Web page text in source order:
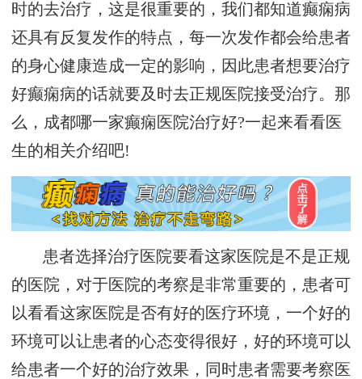
时的去治疗，这是很重要的，我们都知道癫痫病
还具有反复发作的特点，每一次发作都会给患者
的身心健康造成一定的影响，因此患者想要治疗
好癫痫病的话就要及时去正规医院接受治疗。那
么，成都哪一家癫痫医院治疗好?一起来看看医
生的相关介绍吧!
患者选择治疗医院要看这家医院是不是正规
的医院，对于医院的考察是非常重要的，患者可
以看看这家医院是否有好的医疗环境，一个好的
环境可以让患者的心态变得很好，好的环境可以
给患者一个好的治疗效果，同时患者需要考察医